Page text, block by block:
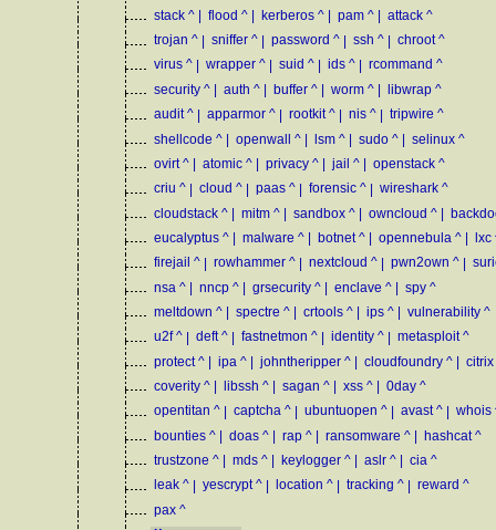
stack ^ | flood ^ | kerberos ^ | pam ^ | attack ^
trojan ^ | sniffer ^ | password ^ | ssh ^ | chroot ^
virus ^ | wrapper ^ | suid ^ | ids ^ | rcommand ^
security ^ | auth ^ | buffer ^ | worm ^ | libwrap ^
audit ^ | apparmor ^ | rootkit ^ | nis ^ | tripwire ^
shellcode ^ | openwall ^ | lsm ^ | sudo ^ | selinux ^
ovirt ^ | atomic ^ | privacy ^ | jail ^ | openstack ^
criu ^ | cloud ^ | paas ^ | forensic ^ | wireshark ^
cloudstack ^ | mitm ^ | sandbox ^ | owncloud ^ |
eucalyptus ^ | malware ^ | botnet ^ | opennebula ^ | lxc
firejail ^ | rowhammer ^ | nextcloud ^ | pwn2own ^ |
nsa ^ | nncp ^ | grsecurity ^ | enclave ^ | spy ^
meltdown ^ spectre ^ crtools ^ ips ^ vulnerability ^
u2f ^ | deft ^ | fastnetmon ^ | identity ^ | metasploit ^
protect ^ | ipa ^ | johntheripper ^ | cloudfoundry ^ | citrix
coverity ^ libssh ^ sagan ^ xss ^ 0day ^
opentitan ^ | captcha ^ | ubuntuopen ^ | avast ^ | whois
bounties ^ | doas ^ | rap ^ | ransomware ^ | hashcat ^
trustzone ^ mds ^ keylogger ^ aslr ^ cia ^
leak ^ | yescrypt ^ | location ^ | tracking ^ | reward ^
pax ^